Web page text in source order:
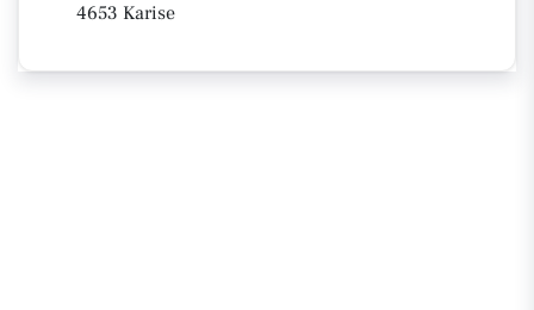
4653 Karise